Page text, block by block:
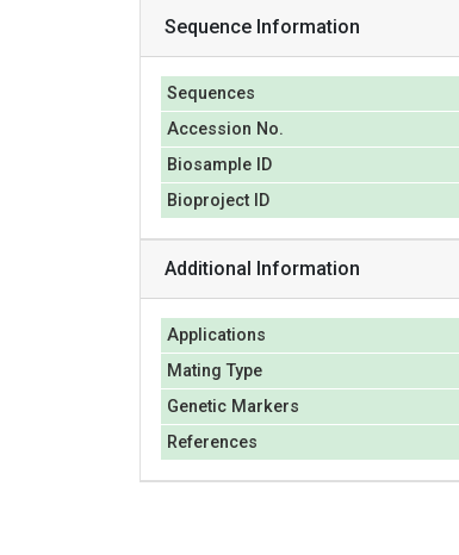
Sequence Information
Sequences
Accession No.
Biosample ID
Bioproject ID
Additional Information
Applications
Mating Type
Genetic Markers
References